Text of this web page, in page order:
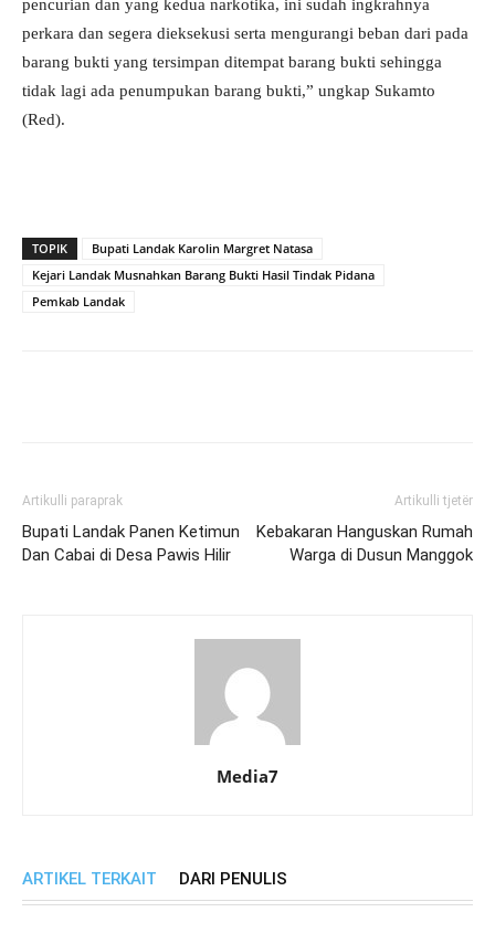
pencurian dan yang kedua narkotika, ini sudah ingkrahnya
perkara dan segera dieksekusi serta mengurangi beban dari pada
barang bukti yang tersimpan ditempat barang bukti sehingga
tidak lagi ada penumpukan barang bukti,” ungkap Sukamto
(Red).
TOPIK
Bupati Landak Karolin Margret Natasa
Kejari Landak Musnahkan Barang Bukti Hasil Tindak Pidana
Pemkab Landak
Artikulli paraprak
Bupati Landak Panen Ketimun
Dan Cabai di Desa Pawis Hilir
Artikulli tjetër
Kebakaran Hanguskan Rumah
Warga di Dusun Manggok
Media7
ARTIKEL TERKAIT DARI PENULIS